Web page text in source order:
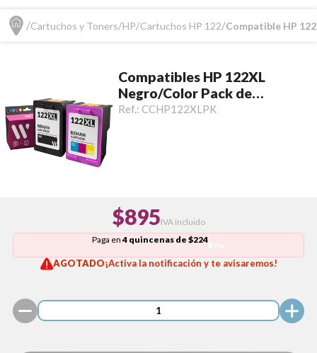
Cartuchos y Toners HP Cartuchos HP 122 Compatible HP
Compatibles HP 122XL
Negro/Color Pack de
Cartuchos
Ref.: CCHP122XLPK
$895IVA incluido
Paga en4 quincenas de $224
AGOTADO¡Activa la notificación y te avisaremos!